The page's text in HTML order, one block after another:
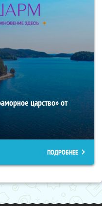
царство» от
ПОДРОБНЕЕ